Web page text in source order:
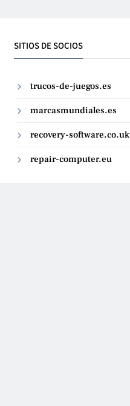
SITIOS DE SOCIOS
trucos-de-juegos.es
marcasmundiales.es
recovery-software.co.uk
repair-computer.eu